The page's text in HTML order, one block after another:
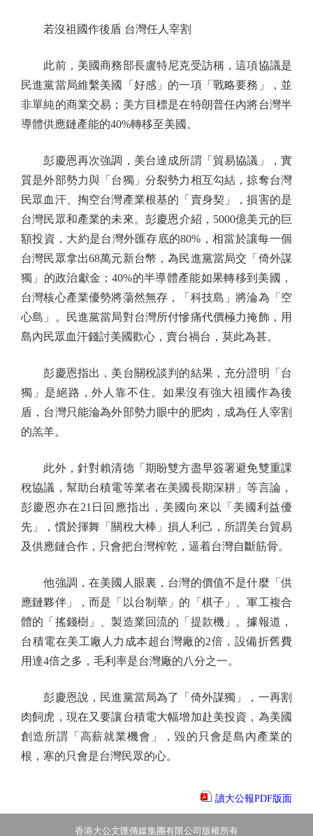
若沒祖國作後盾 台灣任人宰割
此前，美國商務部長盧特尼克受訪稱，這項協議是
民進黨當局維繫美國「好感」的一項「戰略要務」，並
非單純的商業交易；美方目標是在特朗普任內將台灣半
導體供應鏈產能的40%轉移至美國。
彭慶恩再次強調，美台達成所謂「貿易協議」，實
質是外部勢力與「台獨」分裂勢力相互勾結，掠奪台灣
民眾血汗、掏空台灣產業根基的「賣身契」，損害的是
台灣民眾和產業的未來。彭慶恩介紹，5000億美元的巨
額投資，大約是台灣外匯存底的80%，相當於讓每一個
台灣民眾拿出68萬元新台幣，為民進黨當局交「倚外謀
獨」的政治獻金；40%的半導體產能如果轉移到美國，
台灣核心產業優勢將蕩然無存，「科技島」將淪為「空
心島」。民進黨當局對台灣所付慘痛代價極力掩飾，用
島內民眾血汗錢討美國歡心，賣台禍台，莫此為甚。
彭慶恩指出，美台關稅談判的結果，充分證明「台
獨」是絕路，外人靠不住。如果沒有強大祖國作為後
盾，台灣只能淪為外部勢力眼中的肥肉，成為任人宰割
的羔羊。
此外，針對賴清德「期盼雙方盡早簽署避免雙重課
稅協議，幫助台積電等業者在美國長期深耕」等言論，
彭慶恩亦在21日回應指出，美國向來以「美國利益優
先」，慣於揮舞「關稅大棒」損人利己，所謂美台貿易
及供應鏈合作，只會把台灣榨乾，逼着台灣自斷筋骨。
他強調，在美國人眼裏，台灣的價值不是什麼「供
應鏈夥伴」，而是「以台制華」的「棋子」、軍工複合
體的「搖錢樹」、製造業回流的「提款機」。據報道，
台積電在美工廠人力成本超台灣廠的2倍，設備折舊費
用達4倍之多，毛利率是台灣廠的八分之一。
彭慶恩說，民進黨當局為了「倚外謀獨」，一再割
肉飼虎，現在又要讓台積電大幅增加赴美投資，為美國
創造所謂「高薪就業機會」，毀的只會是島內產業的
根，寒的只會是台灣民眾的心。
讀大公報PDF版面
香港大公文匯傳媒集團有限公司版權所有